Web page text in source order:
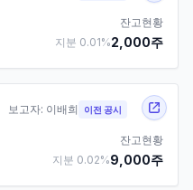
잔고현황
지분 0.01%2,000주
보고자: 이배희 이전 공시
잔고현황
지분 0.02%9,000주